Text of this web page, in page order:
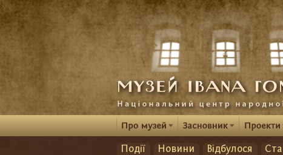
Події Новини Відбулося